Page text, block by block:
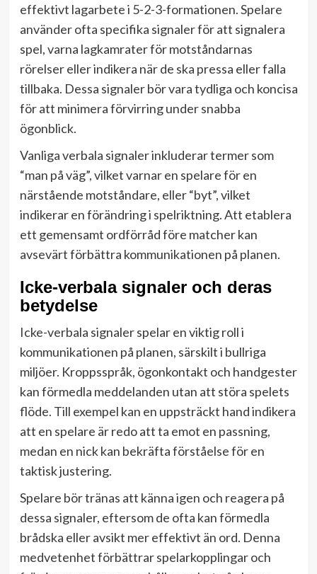
effektivt lagarbete i 5-2-3-formationen. Spelare
använder ofta specifika signaler för att signalera
spel, varna lagkamrater för motståndarnas
rörelser eller indikera när de ska pressa eller falla
tillbaka. Dessa signaler bör vara tydliga och koncisa
för att minimera förvirring under snabba
ögonblick.
Vanliga verbala signaler inkluderar termer som
“man på väg”, vilket varnar en spelare för en
närstående motståndare, eller “byt”, vilket
indikerar en förändring i spelriktning. Att etablera
ett gemensamt ordförråd före matcher kan
avsevärt förbättra kommunikationen på planen.
Icke-verbala signaler och deras
betydelse
Icke-verbala signaler spelar en viktig roll i
kommunikationen på planen, särskilt i bullriga
miljöer. Kroppsspråk, ögonkontakt och handgester
kan förmedla meddelanden utan att störa spelets
flöde. Till exempel kan en uppsträckt hand indikera
att en spelare är redo att ta emot en passning,
medan en nick kan bekräfta förståelse för en
taktisk justering.
Spelare bör tränas att känna igen och reagera på
dessa signaler, eftersom de ofta kan förmedla
brådska eller avsikt mer effektivt än ord. Denna
medvetenhet förbättrar spelarkopplingar och